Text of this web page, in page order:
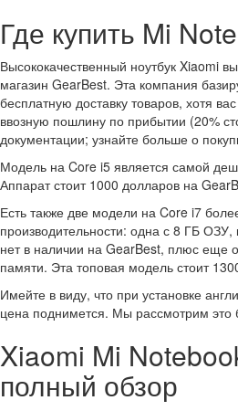
Где купить Mi
Высококачественный ноутбук Xiaomi
магазин GearBest. Эта компания
бесплатную доставку товаров, хотя
ввозную пошлину по прибытии (20%
документации; узнайте больше о
Модель на Core i5 является самой
Аппарат стоит 1000 долларов на
Есть также две модели на Core i7
производительности: одна с 8 ГБ
нет в наличии на GearBest, плюс еще
памяти. Эта топовая модель стоит
Имейте в виду, что при установке
цена поднимется. Мы рассмотрим это
Xiaomi Mi
полный обзор